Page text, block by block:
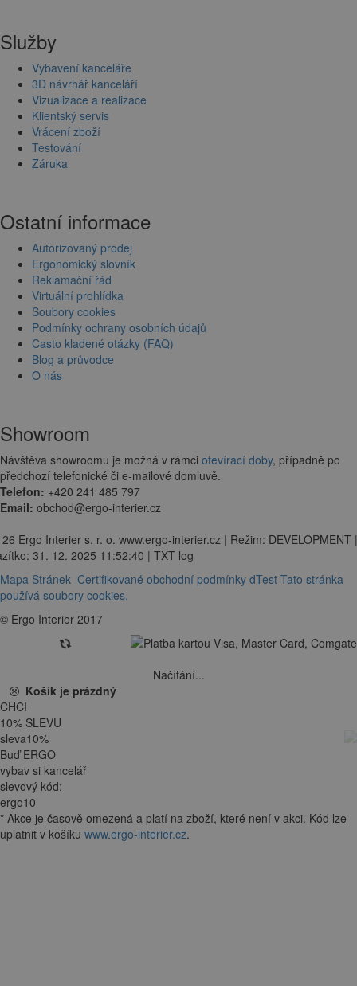
Služby
Vybavení kanceláře
3D návrhář kanceláří
Vizualizace a realizace
Klientský servis
Vrácení zboží
Testování
Záruka
Ostatní informace
Autorizovaný prodej
Ergonomický slovník
Reklamační řád
Virtuální prohlídka
Soubory cookies
Podmínky ochrany osobních údajů
Často kladené otázky (FAQ)
Blog a průvodce
O nás
Showroom
Návštěva showroomu je možná v rámci otevírací doby, případně po
předchozí telefonické či e-mailové domluvě.
Telefon: +420 241 485 797
Email: obchod@ergo-interier.cz
Ergo Interier s. r. o. www.ergo-interier.cz | Režim: DEVELOPMENT |
31. 12. 2025 11:52:40 | TXT log
Mapa Stránek Certifikované obchodní podmínky dTest Tato stránka
používá soubory cookies.
© Ergo Interier 2017
Načítání...
Košík je prázdný
CHCI
10% SLEVU
sleva10%
Buď ERGO
vybav si kancelář
slevový kód:
ergo10
* Akce je časově omezená a platí na zboží, které není v akci. Kód lze
uplatnit v košíku www.ergo-interier.cz.